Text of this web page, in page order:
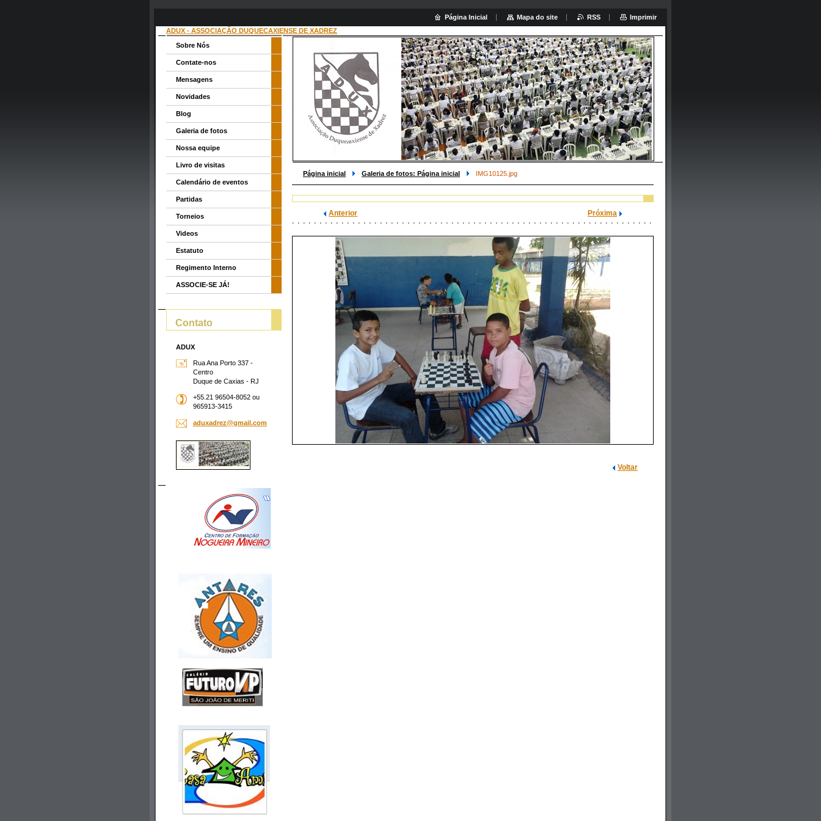
ADUX - ASSOCIAÇÃO DUQUECAXIENSE DE XADREZ
Pesquisar:
Página inicial Galeria de fotos: Página inicial IMG10125.jpg
Anterior Próxima
Voltar
Sobre Nós
Contate-nos
Mensagens
Novidades
Blog
Galeria de fotos
Nossa equipe
Livro de visitas
Calendário de eventos
Partidas
Torneios
Videos
Estatuto
Regimento Interno
ASSOCIE-SE JÁ!
Contato
ADUX
Rua Ana Porto 337 -
Centro
Duque de Caxias - RJ
+55.21 96504-8052 ou
965913-3415
aduxadrez@gmail.com
Página Inicial Mapa do site RSS Imprimir